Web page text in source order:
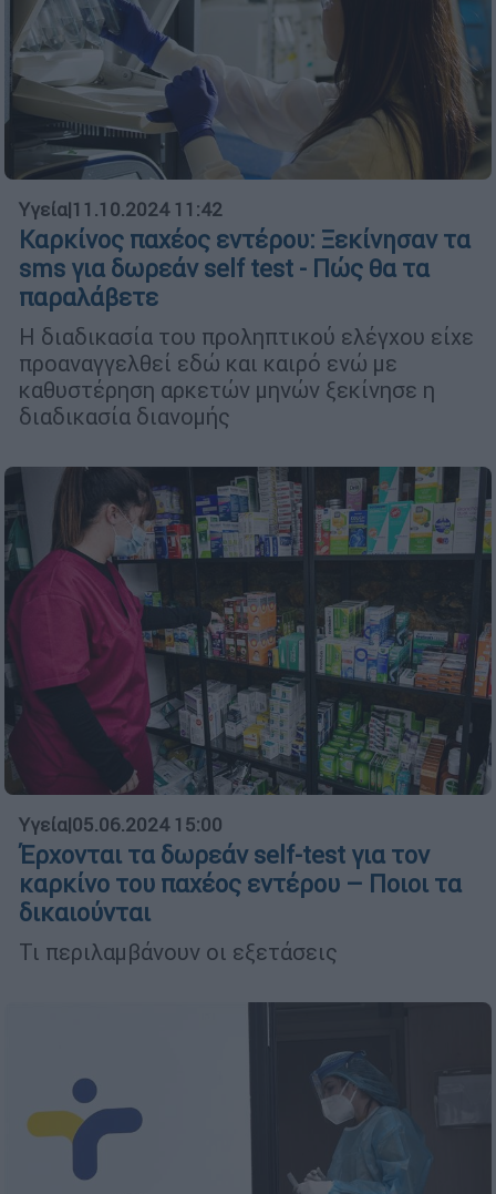
Υγεία|11.10.2024 11:42
Καρκίνος παχέος εντέρου: Ξεκίνησαν τα
sms για δωρεάν self test - Πώς θα τα
παραλάβετε
Η διαδικασία του προληπτικού ελέγχου είχε
προαναγγελθεί εδώ και καιρό ενώ με
καθυστέρηση αρκετών μηνών ξεκίνησε η
διαδικασία διανομής
Υγεία|05.06.2024 15:00
Έρχονται τα δωρεάν self-test για τον
καρκίνο του παχέος εντέρου – Ποιοι τα
δικαιούνται
Τι περιλαμβάνουν οι εξετάσεις